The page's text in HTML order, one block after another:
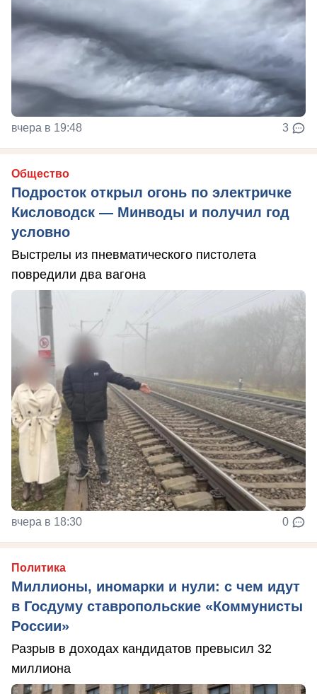
вчера в 19:48 3
Общество
Подросток открыл огонь по электричке
Кисловодск — Минводы и получил год
условно
Выстрелы из пневматического пистолета
повредили два вагона
вчера в 18:30 0
Политика
Миллионы, иномарки и нули: с чем идут
в Госдуму ставропольские «Коммунисты
России»
Разрыв в доходах кандидатов превысил 32
миллиона